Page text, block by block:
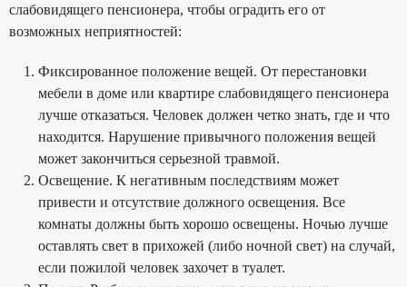
слабовидящего пенсионера, чтобы оградить его от
возможных неприятностей:
Фиксированное положение вещей. От перестановки
мебели в доме или квартире слабовидящего пенсионера
лучше отказаться. Человек должен четко знать, где и что
находится. Нарушение привычного положения вещей
может закончиться серьезной травмой.
Освещение. К негативным последствиям может
привести и отсутствие должного освещения. Все
комнаты должны быть хорошо освещены. Ночью лучше
оставлять свет в прихожей (либо ночной свет) на случай,
если пожилой человек захочет в туалет.